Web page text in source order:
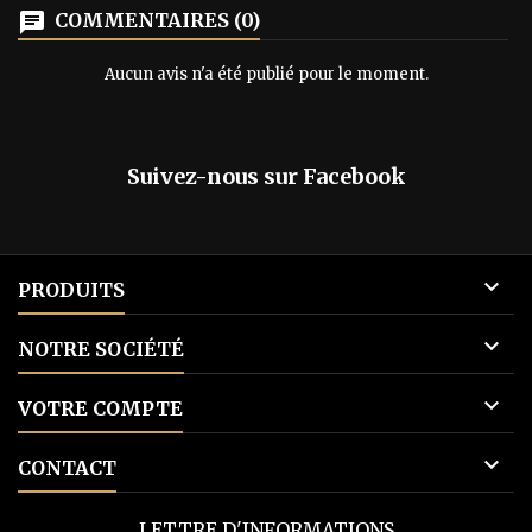
Roland Vartogue
chat COMMENTAIRES (0)
Aucun avis n'a été publié pour le moment.
Suivez-nous sur Facebook
PRODUITS 
NOTRE SOCIÉTÉ 
VOTRE COMPTE 
CONTACT 